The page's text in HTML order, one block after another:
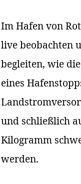
Im Hafen von
live beobachten
begleiten, wie
eines
und schließlich
Kilogramm
werden.